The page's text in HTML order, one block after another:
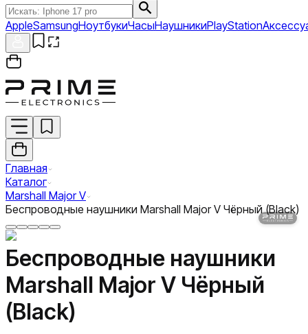
AppleSamsungНоутбукиЧасыНаушникиPlayStation
Главная
Каталог
Marshall Major V
Беспроводные наушники Marshall Major V Чёрный (Black)
Беспроводные наушники
Marshall Major V Чёрный
(Black)